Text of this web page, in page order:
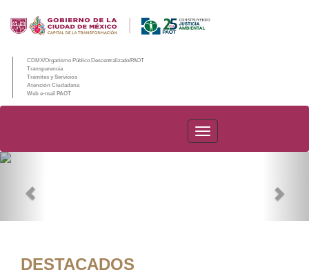
CDMX/Organismo Público Descentralizado/PAOT
Transparencia
Trámites y Servicios
Atención Ciudadana
Web e-mail PAOT
PAOT
DESTACADOS